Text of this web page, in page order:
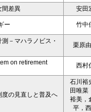
間差異 安田
ー 竹中
－マハラノビス・
栗原
on retirement
西村
の見直しと普及へ
石川裕
田唯菜
裕美，
平，